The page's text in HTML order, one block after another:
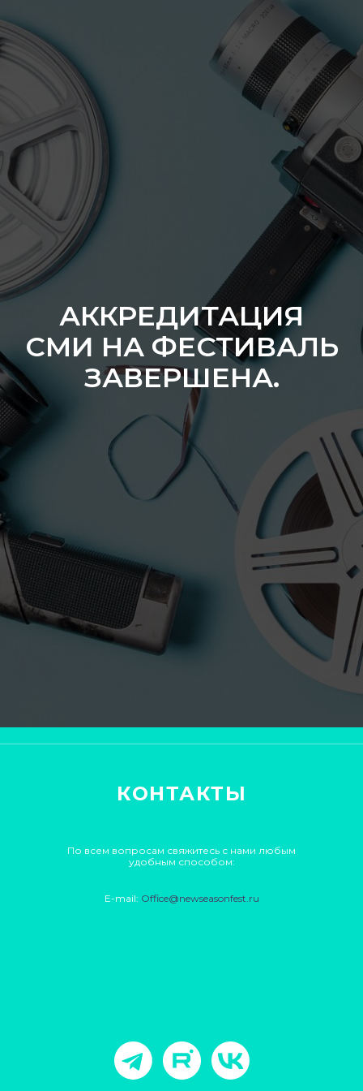
АККРЕДИТАЦИЯ
СМИ НА ФЕСТИВАЛЬ
ЗАВЕРШЕНА.
КОНТАКТЫ
По всем вопросам свяжитесь с нами любым
удобным способом:
E-mail: Office@newseasonfest.ru